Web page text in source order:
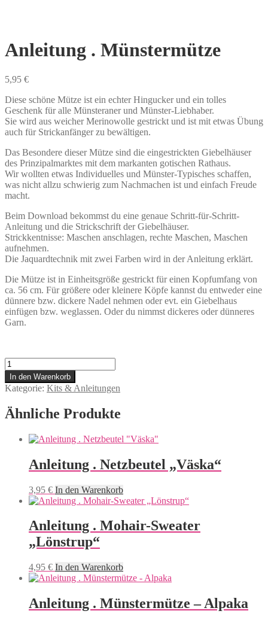
Anleitung . Münstermütze
5,95 €
Diese schöne Mütze ist ein echter Hingucker und ein tolles
Geschenk für alle Münsteraner und Münster-Liebhaber.
Sie wird aus weicher Merinowolle gestrickt und ist mit etwas Übung
auch für Strickanfänger zu bewältigen.
Das Besondere dieser Mütze sind die eingestrickten Giebelhäuser
des Prinzipalmarktes mit dem markanten gotischen Rathaus.
Wir wollten etwas Individuelles und Münster-Typisches schaffen,
was nicht allzu schwierig zum Nachmachen ist und einfach Freude
macht.
Beim Download bekommst du eine genaue Schritt-für-Schritt-
Anleitung und die Strickschrift der Giebelhäuser.
Strickkentnisse: Maschen anschlagen, rechte Maschen, Maschen
aufnehmen.
Die Jaquardtechnik mit zwei Farben wird in der Anleitung erklärt.
Die Mütze ist in Einheitsgröße gestrickt für einen Kopfumfang von
ca. 56 cm. Für größere oder kleinere Köpfe kannst du entweder eine
dünnere bzw. dickere Nadel nehmen oder evt. ein Giebelhaus
einfügen bzw. weglassen. Oder du nimmst dickeres oder dünneres
Garn.
Anleitung
.
Münstermütze
Menge
In den Warenkorb
Kategorie: Kits & Anleitungen
Ähnliche Produkte
Anleitung . Netzbeutel „Väska“
3,95 € In den Warenkorb
Anleitung . Mohair-Sweater
„Lönstrup“
4,95 € In den Warenkorb
Anleitung . Münstermütze – Alpaka